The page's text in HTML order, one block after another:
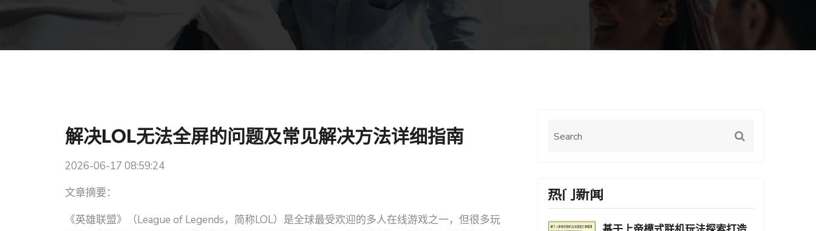
解决LOL无法全屏的问题及常见解决方法详细指南
2026-06-17 08:59:24
文章摘要：
《英雄联盟》（League of Legends，简称LOL）是全球最受欢迎的多人在线游戏之一，但很多玩
热门新闻